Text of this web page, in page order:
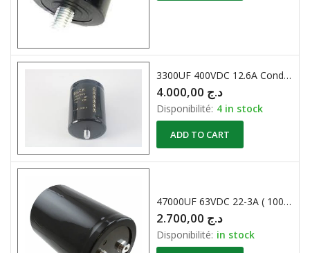
3300UF 400VDC 12.6A Condensateur Chimique
د.ج
Disponibilité: 4 in stock
ADD TO CART
47000UF 63VDC 22-3A ( 100X65 ) Rohs Condensateur Chimique RADIAL
د.ج
Disponibilité: in stock